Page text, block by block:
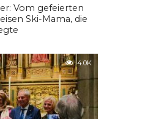
Vom gefeierten
Ski-Mama, die
4.0K